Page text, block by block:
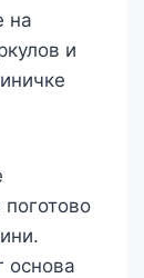
на
и
поготово
основа